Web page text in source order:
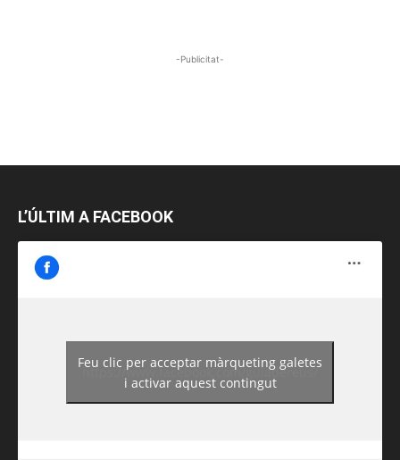
-Publicitat-
L’ÚLTIM A FACEBOOK
https://www.facebook.com/guiadereus/
Feu clic per acceptar màrqueting galetes
i activar aquest contingut